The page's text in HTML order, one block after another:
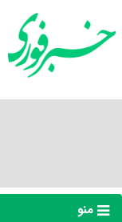
منو